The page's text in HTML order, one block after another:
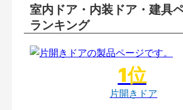
室内ドア・内装ドア・建具
ランキング
片開きドア